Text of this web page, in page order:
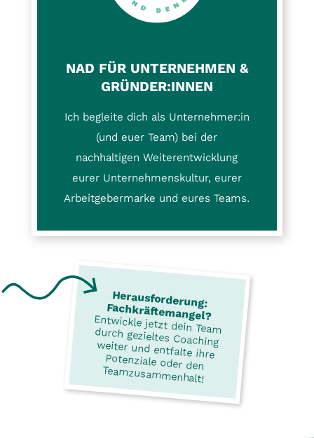
NAD FÜR UNTERNEHMEN &
GRÜNDER:INNEN
Ich begleite dich als Unternehmer:in
(und euer Team) bei der
nachhaltigen Weiterentwicklung
eurer Unternehmenskultur, eurer
Arbeitgebermarke und eures Teams.
Herausforderung:
Fachkräftemangel?
Entwickle jetzt dein Team
durch gezieltes Coaching
weiter und entfalte ihre
Potenziale oder den
Teamzusammenhalt!